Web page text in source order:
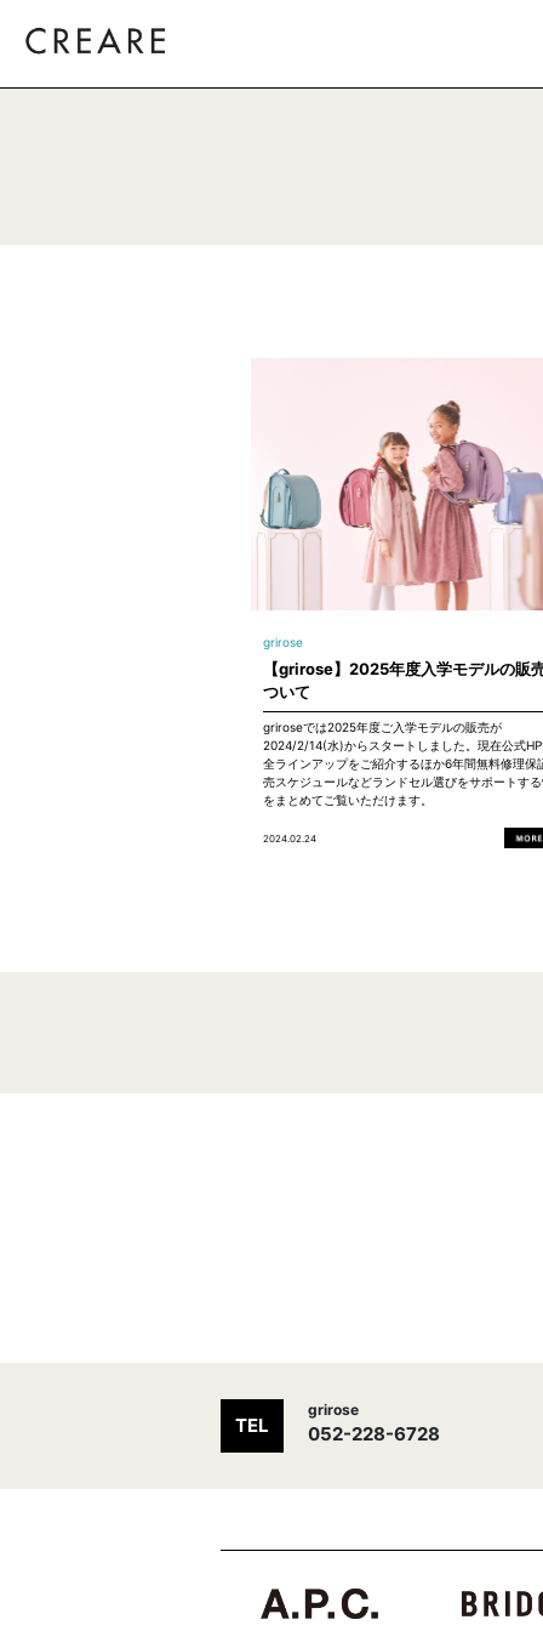
grirose
【grirose】2025年度入学モデルの販
ついて
griroseでは2025年度ご入学モデルの販売が
2024/2/14(水)からスタートしました。現在公式
全ラインアップをご紹介するほか6年間無料修理保
売スケジュールなどランドセル選びをサポートす
をまとめてご覧いただけます。
2024.02.24
TEL
grirose
052-228-6728